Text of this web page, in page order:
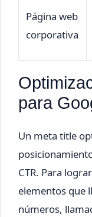
Página web
corporativa
para
Un meta title
CTR. Para
elementos que
números,